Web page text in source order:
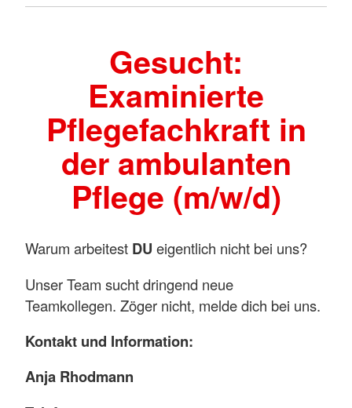
Gesucht:
Examinierte
Pflegefachkraft in
der ambulanten
Pflege (m/w/d)
Warum arbeitest DU eigentlich nicht bei uns?
Unser Team sucht dringend neue
Teamkollegen. Zöger nicht, melde dich bei uns.
Kontakt und Information:
Anja Rhodmann